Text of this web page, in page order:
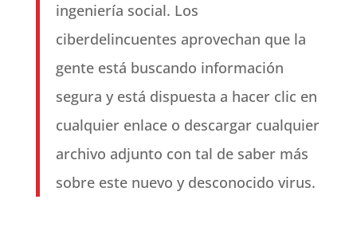
ingeniería social. Los
ciberdelincuentes aprovechan que la
gente está buscando información
segura y está dispuesta a hacer clic en
cualquier enlace o descargar cualquier
archivo adjunto con tal de saber más
sobre este nuevo y desconocido virus.